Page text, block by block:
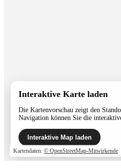
Interaktive Karte laden
Die Kartenvorschau zeigt den
Navigation können Sie die
Interaktive Map laden
Kartendaten: © OpenStreetMap-Mitwirkende